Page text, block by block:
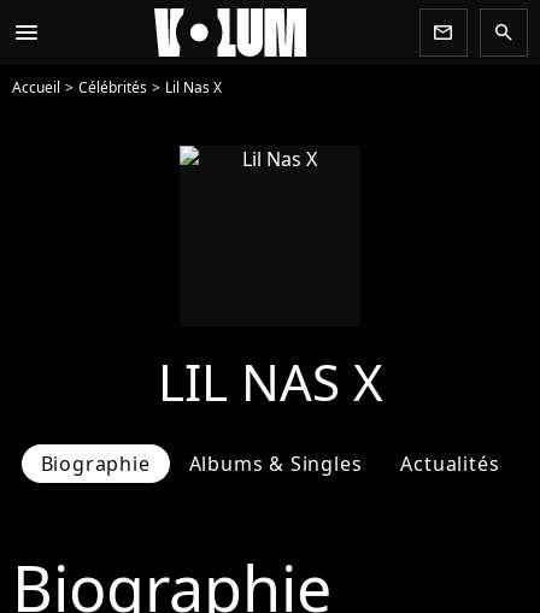
menu newsletter search
Accueil Célébrités Lil Nas X
LIL NAS X
Biographie Albums & Singles Actualités
Biographie